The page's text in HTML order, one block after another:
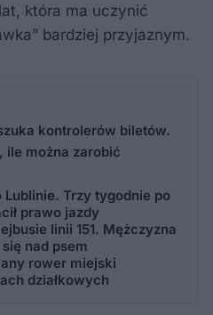
która ma uczynić
bardziej przyjaznym.
kontrolerów biletów.
ile można zarobić
Lublinie. Trzy tygodnie po
prawo jazdy
linii 151. Mężczyzna
nad psem
rower miejski
działkowych